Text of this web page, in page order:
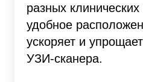
разных
удобное
ускоряет и
УЗИ-сканера.